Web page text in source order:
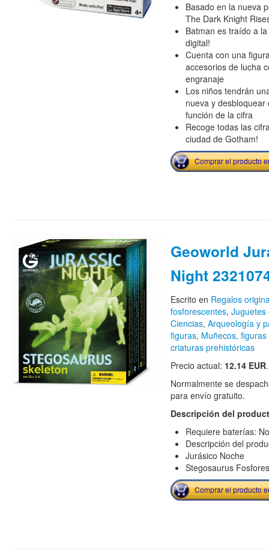
Basado en la nueva
The Dark Knight
Batman es traído a
digital!
Cuenta con una
accesorios de lucha
engranaje
Los niños tendrán
nueva y
función de la cifra
Recoge todas las
ciudad de Gotham!
Comprar el producto
Geoworld
Night
Escrito en Regalos
fosforescentes, Juguetes
Ciencias, Arqueología y
figuras, Muñecos,
criaturas prehistóricas
Precio actual: 12.14 EUR.
Normalmente se
para envío gratuito.
Descripción del
Requiere baterías: No
Descripción del
Jurásico Noche
Stegosaurus
Comprar el producto